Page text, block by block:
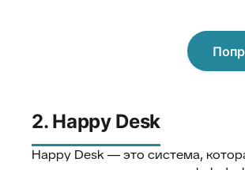
2. Happy Desk
Happy Desk — это система,